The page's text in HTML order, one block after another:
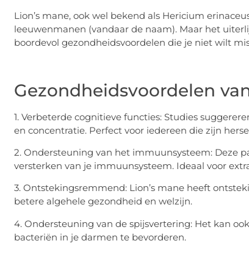
Lion’s mane, ook wel bekend als Hericium
leeuwenmanen (vandaar de naam). Maar het
boordevol gezondheidsvoordelen die je niet wilt
Gezondheidsvoordelen
1. Verbeterde cognitieve functies: Studies
en concentratie. Perfect voor iedereen die zijn
2. Ondersteuning van het immuunsysteem: Deze
versterken van je immuunsysteem. Ideaal voor
3. Ontstekingsremmend: Lion’s mane heeft
betere algehele gezondheid en welzijn.
4. Ondersteuning van de spijsvertering: Het kan
bacteriën in je darmen te bevorderen.